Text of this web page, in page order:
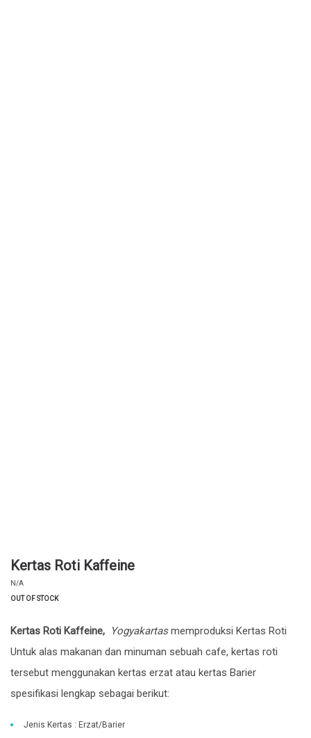
Kertas Roti Kaffeine
N/A
OUT OF STOCK
Kertas Roti Kaffeine, Yogyakartasmemproduksi Kertas Roti
Untuk alas makanan dan minuman sebuah cafe, kertas roti
tersebut menggunakan kertas erzat atau kertas Barier
spesifikasi lengkap sebagai berikut:
Jenis Kertas : Erzat/Barier